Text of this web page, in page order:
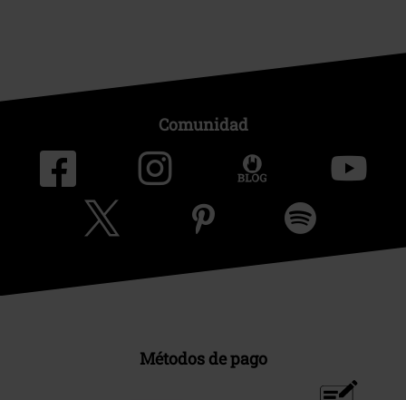
Comunidad
Métodos de pago